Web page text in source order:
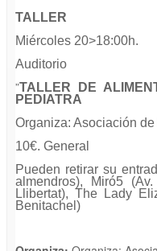
TALLER
Miércoles 20>18:00h.
Auditorio
”TALLER DE
PEDIATRA
Organiza: Asociación
10€. General
Pueden retirar su
almendros), Miró5
Llibertat), The Lady
Benitachel)